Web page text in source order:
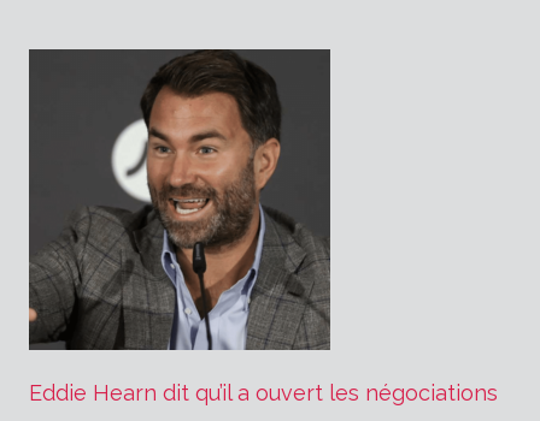
Eddie Hearn dit qu’il a ouvert les négociations